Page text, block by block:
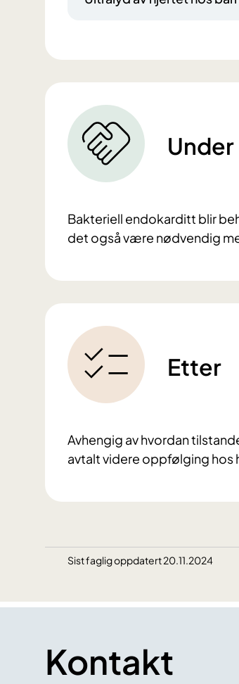
Under
Bakteriell endokarditt blir
det også være nødvendig
Etter
Avhengig av hvordan
avtalt videre oppfølging hos
Sist faglig oppdatert 20.11.2024
Kontakt